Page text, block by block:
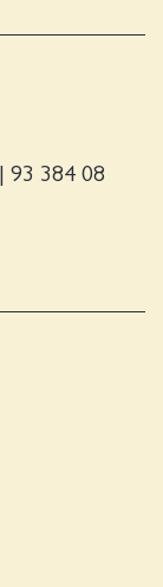
93 384 08